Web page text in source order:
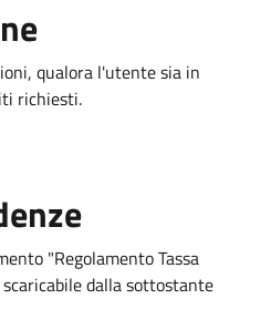
qualora l'utente sia in
richiesti.
"Regolamento Tassa
dalla sottostante